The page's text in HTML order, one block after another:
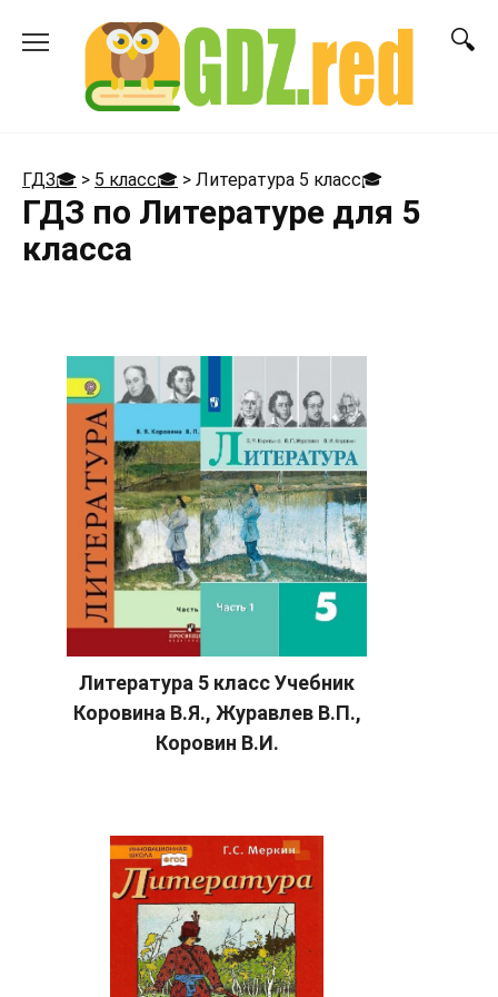
ГДЗ🎓 > 5 класс🎓 > Литература 5 класс🎓
ГДЗ по Литературе для 5
класса
Литература 5 класс Учебник
Коровина В.Я., Журавлев В.П.,
Коровин В.И.